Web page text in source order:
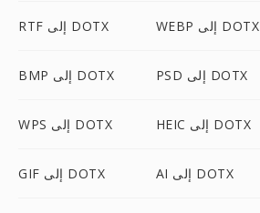
RTF إلى DOTX WEBP إلى DOTX
BMP إلى DOTX PSD إلى DOTX
WPS إلى DOTX HEIC إلى DOTX
GIF إلى DOTX AI إلى DOTX